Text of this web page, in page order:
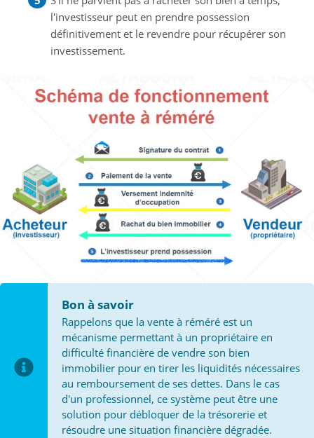
l'investisseur peut en prendre possession
définitivement et le revendre pour récupérer son
investissement.
Bon à savoir
Rappelons que la vente à réméré est un
mécanisme permettant à un propriétaire en
difficulté financière de vendre son bien
immobilier pour en tirer les liquidités nécessaires
au remboursement de ses dettes. Dans le cas
d'un professionnel, ce système peut être une
solution pour débloquer de la trésorerie et
résoudre une situation financière dégradée.